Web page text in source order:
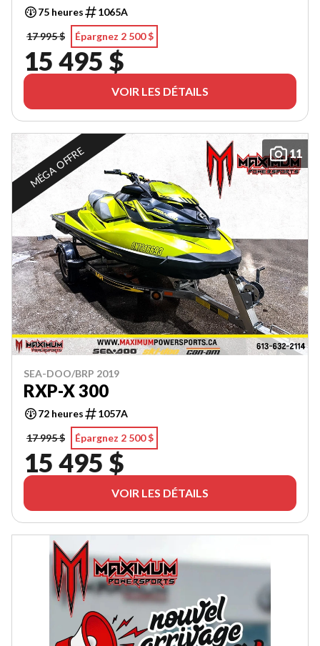
75 heures
1065A
17 995 $
Épargnez 2 500 $
15 495 $
VOIR LES DÉTAILS
11
MÉGA OFFRE
SEA-DOO/BRP 2019
RXP-X 300
72 heures
1057A
17 995 $
Épargnez 2 500 $
15 495 $
VOIR LES DÉTAILS